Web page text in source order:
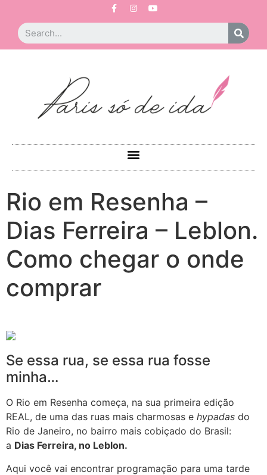
Rio em Resenha –
Dias Ferreira – Leblon.
Como chegar o onde
comprar
Se essa rua, se essa rua fosse
minha…
O Rio em Resenha começa, na sua primeira edição
REAL, de uma das ruas mais charmosas e hypadas do
Rio de Janeiro, no bairro mais cobiçado do Brasil:
a Dias Ferreira, no Leblon.
Aqui você vai encontrar programação para uma tarde